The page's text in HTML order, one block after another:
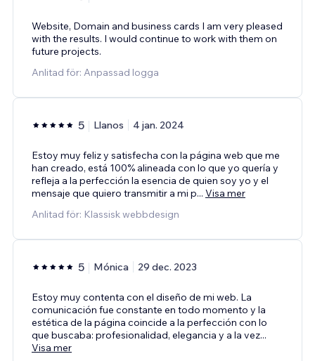
Website, Domain and business cards I am very pleased
with the results. I would continue to work with them on
future projects.
Anlitad för: Anpassad logga
5 Llanos 4 jan. 2024
Estoy muy feliz y satisfecha con la página web que me
han creado, está 100% alineada con lo que yo quería y
refleja a la perfección la esencia de quien soy yo y el
mensaje que quiero transmitir a mi p... Visa mer
Anlitad för: Klassisk webbdesign
5 Mónica 29 dec. 2023
Estoy muy contenta con el diseño de mi web. La
comunicación fue constante en todo momento y la
estética de la página coincide a la perfección con lo
que buscaba: profesionalidad, elegancia y a la vez...
Visa mer